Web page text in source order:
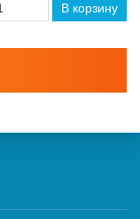
В корзину